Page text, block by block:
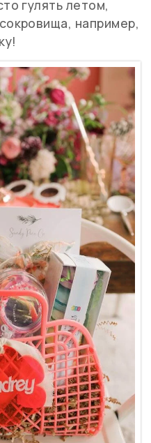
гулять летом,
например,